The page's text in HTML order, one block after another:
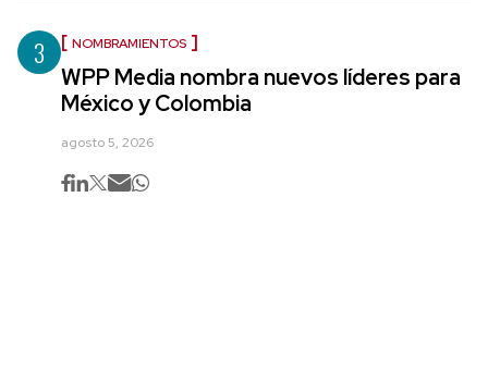
3 NOMBRAMIENTOS
WPP Media nombra nuevos líderes para
México y Colombia
agosto 5, 2026